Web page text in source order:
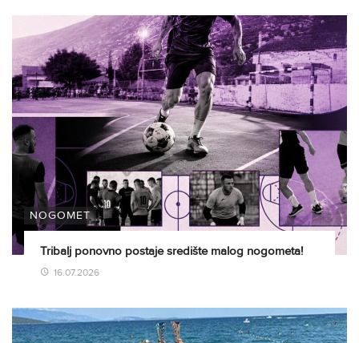
NOGOMET
Tribalj ponovno postaje središte malog nogometa!
16.07.2026